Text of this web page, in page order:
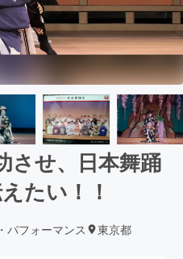
させ、日本舞踊
たい！！
パフォーマンス 東京都